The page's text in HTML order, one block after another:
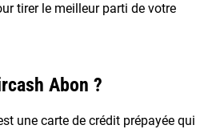
tirer le meilleur parti de votre
Abon ?
une carte de crédit prépayée qui